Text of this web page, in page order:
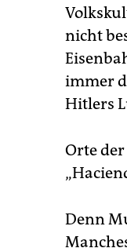
nicht
immer
Hitlers
Orte
Denn